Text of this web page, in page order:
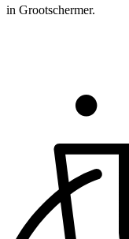
in Grootschermer.